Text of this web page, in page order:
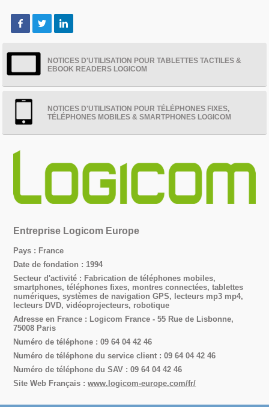
NOTICES D'UTILISATION POUR TABLETTES TACTILES &
EBOOK READERS LOGICOM
NOTICES D'UTILISATION POUR TÉLÉPHONES FIXES,
TÉLÉPHONES MOBILES & SMARTPHONES LOGICOM
Entreprise Logicom Europe
Pays : France
Date de fondation : 1994
Secteur d'activité : Fabrication de téléphones mobiles,
smartphones, téléphones fixes, montres connectées, tablettes
numériques, systèmes de navigation GPS, lecteurs mp3 mp4,
lecteurs DVD, vidéoprojecteurs, robotique
Adresse en France : Logicom France - 55 Rue de Lisbonne,
75008 Paris
Numéro de téléphone : 09 64 04 42 46
Numéro de téléphone du service client : 09 64 04 42 46
Numéro de téléphone du SAV : 09 64 04 42 46
Site Web Français :www.logicom-europe.com/fr/